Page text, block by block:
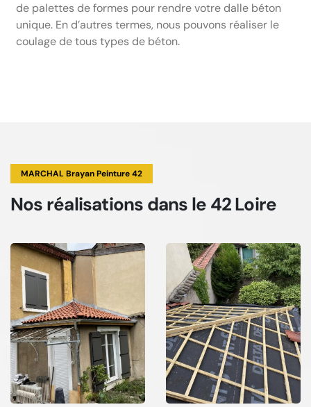
de palettes de formes pour rendre votre dalle béton
unique. En d’autres termes, nous pouvons réaliser le
coulage de tous types de béton.
MARCHAL Brayan Peinture 42
Nos réalisations dans le 42 Loire